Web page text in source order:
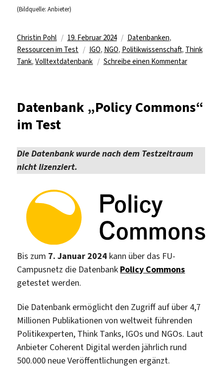
(Bildquelle: Anbieter)
Autor
Christin Pohl
Veröffentlicht
am
19. Februar 2024 Kategorien
Datenbanken,
Ressourcen im Test
Schlagwörter
IGO, NGO, Politikwissenschaft, Think
Tank,Volltextdatenbank Schreibe einen Kommentarzu
„Policy
Datenbank „Policy Commons“
im Test
Die Datenbank wurde nach dem Testzeitraum
nicht lizenziert.
Bis zum 7. Januar 2024 kann über das FU-
Campusnetz die Datenbank Policy Commons
getestet werden.
Die Datenbank ermöglicht den Zugriff auf über 4,7
Millionen Publikationen von weltweit führenden
Politikexperten, Think Tanks, IGOs und NGOs. Laut
Anbieter Coherent Digital werden jährlich rund
500.000 neue Veröffentlichungen ergänzt.